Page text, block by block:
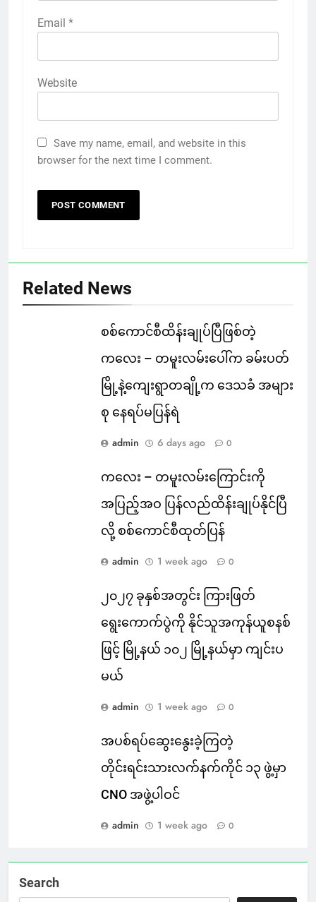
Email *
Website
Save my name, email, and website in this
browser for the next time I comment.
Related News
စစ်ကောင်စီထိန်းချုပ်ပြီဖြစ်တဲ့
ကလေး – တမူးလမ်းပေါ်က ခမ်းပတ်
မြို့နဲ့ကျေးရွာတချို့က ဒေသခံ အများ
စု နေရပ်မပြန်ရဲ
admin 6 days ago 0
ကလေး – တမူးလမ်းကြောင်းကို
အပြည့်အဝ ပြန်လည်ထိန်းချုပ်နိုင်ပြီ
လို့ စစ်ကောင်စီထုတ်ပြန်
admin 1 week ago 0
၂၀၂၇ ခုနှစ်အတွင်း ကြားဖြတ်
ရွေးကောက်ပွဲကို နိုင်သူအကုန်ယူစနစ်
ဖြင့် မြို့နယ် ၁၀၂ မြို့နယ်မှာ ကျင်းပ
မယ်
admin 1 week ago 0
အပစ်ရပ်ဆွေးနွေးခဲ့ကြတဲ့
တိုင်းရင်းသားလက်နက်ကိုင် ၁၃ ဖွဲ့မှာ
CNO အဖွဲ့ပါဝင်
admin 1 week ago 0
Search